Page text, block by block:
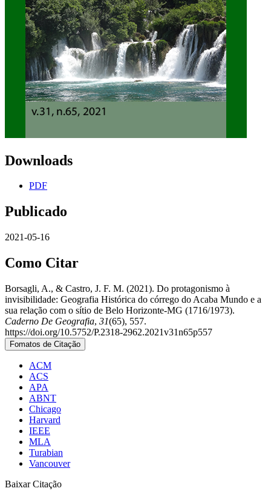
Downloads
PDF
Publicado
2021-05-16
Como Citar
Borsagli, A., & Castro, J. F. M. (2021). Do protagonismo à
invisibilidade: Geografia Histórica do córrego do Acaba Mundo e a
sua relação com o sítio de Belo Horizonte-MG (1716/1973).
Caderno De Geografia, 31(65), 557.
https://doi.org/10.5752/P.2318-2962.2021v31n65p557
Fomatos de Citação
ACM
ACS
APA
ABNT
Chicago
Harvard
IEEE
MLA
Turabian
Vancouver
Baixar Citação